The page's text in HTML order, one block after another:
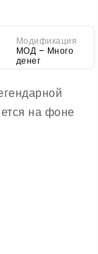
Модификация
МОД – Много
денег
на фоне